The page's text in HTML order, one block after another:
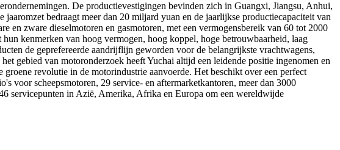
De productievestigingen bevinden zich in Guangxi, Jiangsu, Anhui,
bedraagt ​​meer dan 20 miljard yuan en de jaarlijkse productiecapaciteit van
zware dieselmotoren en gasmotoren, met een vermogensbereik van 60 tot 2000
kenmerken van hoog vermogen, hoog koppel, hoge betrouwbaarheid, laag
de geprefereerde aandrijflijn geworden voor de belangrijkste vrachtwagens,
gebied van motoronderzoek heeft Yuchai altijd een leidende positie ingenomen en
revolutie in de motorindustrie aanvoerde. Het beschikt over een perfect
voor scheepsmotoren, 29 service- en aftermarketkantoren, meer dan 3000
servicepunten in Azië, Amerika, Afrika en Europa om een ​​wereldwijde